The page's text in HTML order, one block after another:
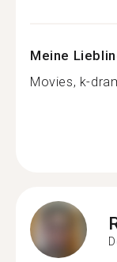
Meine
Movies, k-